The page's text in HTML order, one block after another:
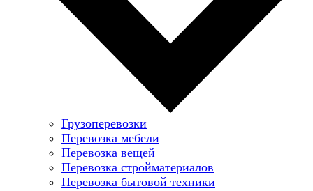
Грузоперевозки
Перевозка мебели
Перевозка вещей
Перевозка стройматериалов
Перевозка бытовой техники